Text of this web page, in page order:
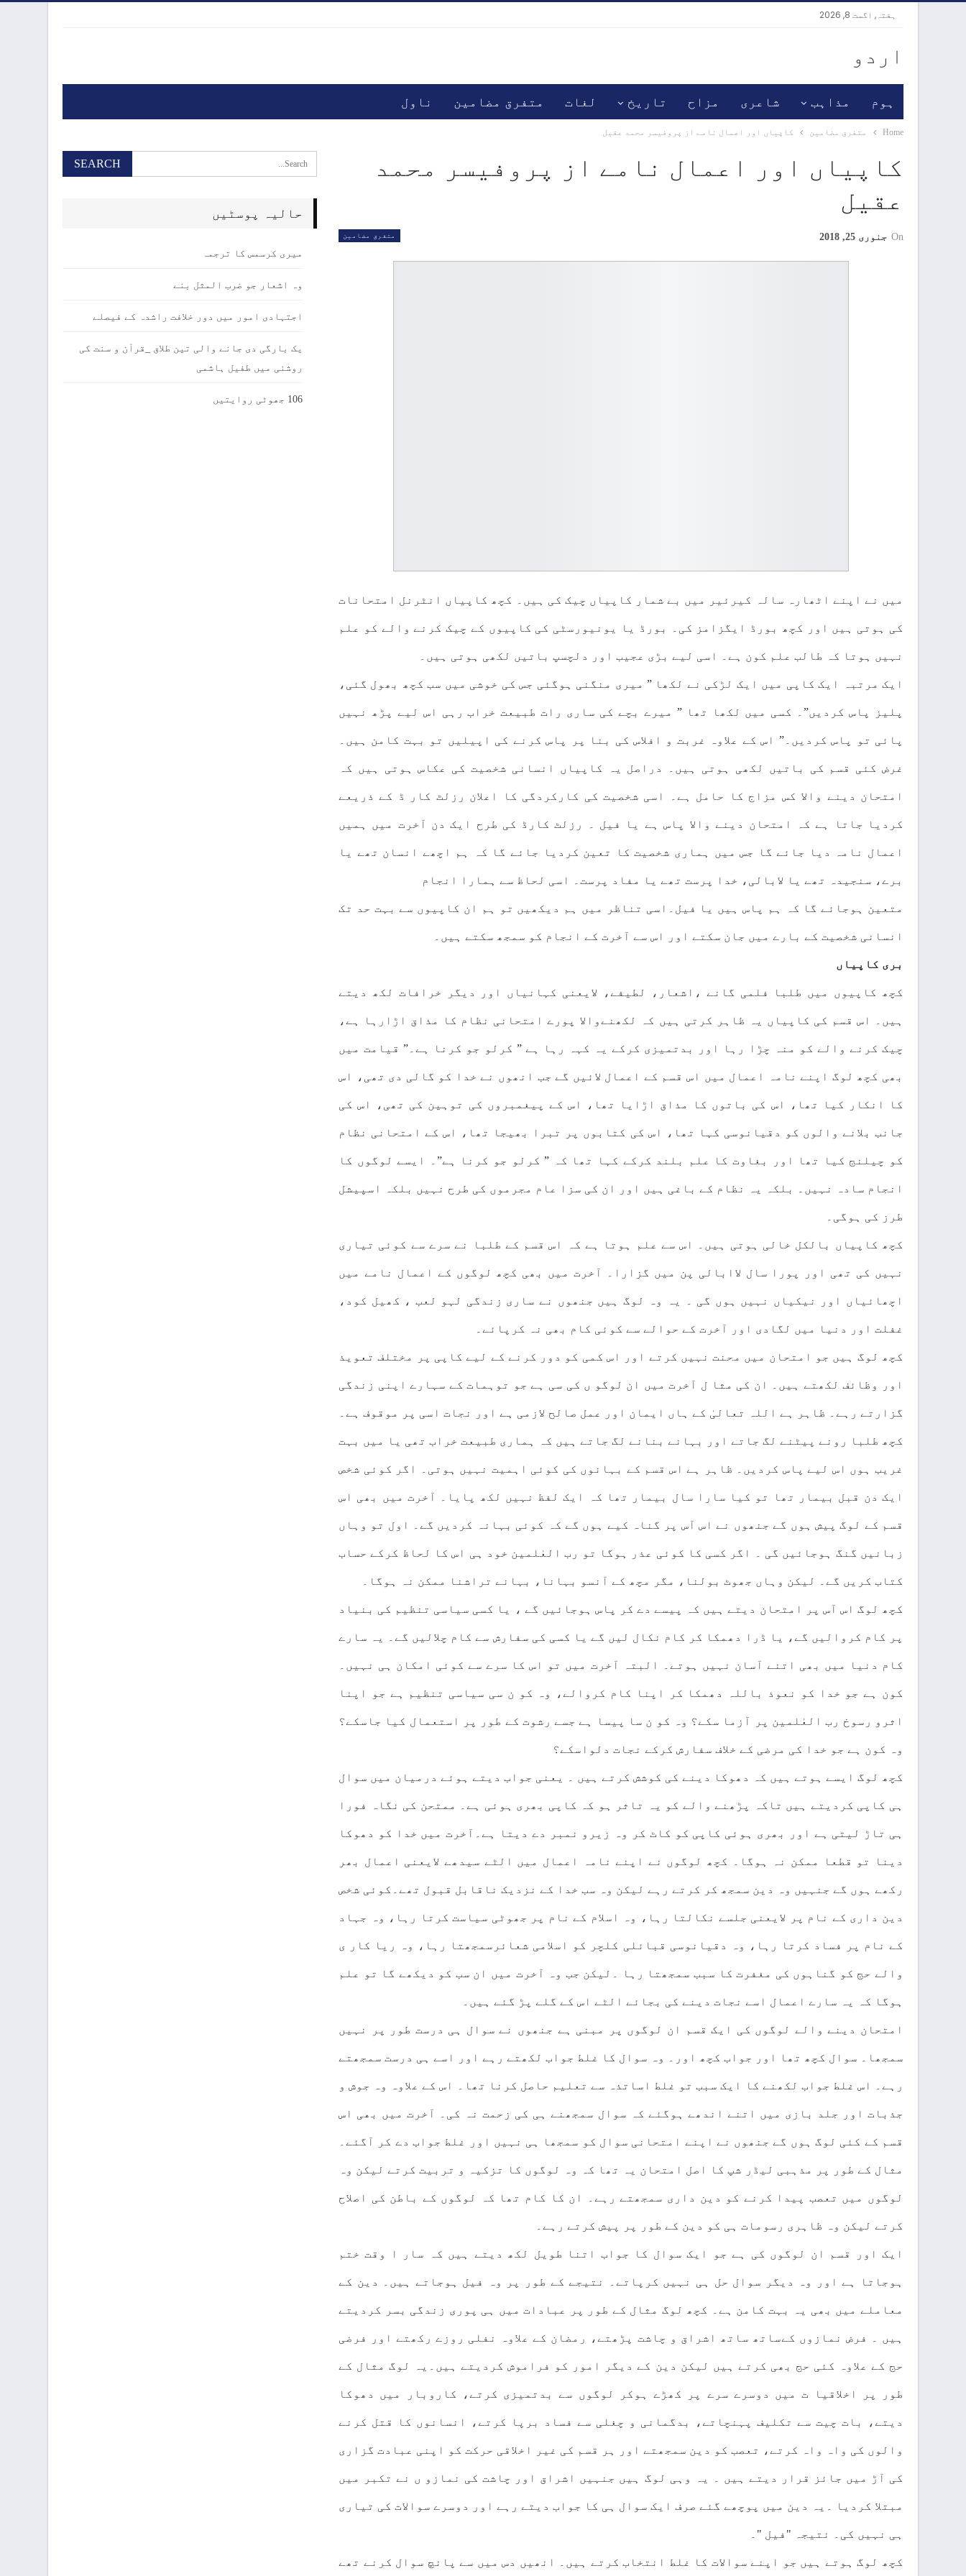
ہفتہ, اگست 8, 2026
اردو
ہوم مذاہب شاعری مزاح تاریخ لغات متفرق مضامین ناول
Home متفرق مضامین کاپیاں اور اعمال نامے از پروفیسر محمد عقیل
کاپیاں اور اعمال نامے از پروفیسر محمد
عقیل
متفرق مضامین On جنوری 25, 2018
میں نے اپنے اٹھارہ سالہ کیرئیر میں بے شمار کاپیاں چیک کی ہیں۔ کچھ کاپیاں انٹرنل امتحانات
کی ہوتی ہیں اور کچھ بورڈ ایگزامز کی۔ بورڈ یا یونیورسٹی کی کاپیوں کے چیک کرنے والے کو علم
نہیں ہوتا کہ طالب علم کون ہے۔ اسی لیے بڑی عجیب اور دلچسپ باتیں لکھی ہوتی ہیں۔
ایک مرتبہ ایک کاپی میں ایک لڑکی نے لکھا ” میری منگنی ہوگئی جس کی خوشی میں سب کچھ بھول گئی،
پلیز پاس کردیں”۔ کسی میں لکھا تھا ” میرے بچے کی ساری رات طبیعت خراب رہی اس لیے پڑھ نہیں
پائی تو پاس کردیں۔” اس کے علاوہ غربت و افلاس کی بنا پر پاس کرنے کی اپیلیں تو بہت کامن ہیں۔
غرض کئی قسم کی باتیں لکھی ہوتی ہیں۔ دراصل یہ کاپیاں انسانی شخصیت کی عکاس ہوتی ہیں کہ
امتحان دینے والا کس مزاج کا حامل ہے۔ اسی شخصیت کی کارکردگی کا اعلان رزلٹ کار ڈ کے ذریعے
کردیا جاتا ہے کہ امتحان دینے والا پاس ہے یا فیل ۔ رزلٹ کارڈ کی طرح ایک دن آخرت میں ہمیں
اعمال نامہ دیا جائے گا جس میں ہماری شخصیت کا تعین کردیا جائے گا کہ ہم اچھے انسان تھے یا
برے، سنجیدہ تھے یا لابالی، خدا پرست تھے یا مفاد پرست۔ اسی لحاظ سے ہمارا انجام
متعین ہوجائے گا کہ ہم پاس ہیں یا فیل۔اسی تناظر میں ہم دیکھیں تو ہم ان کاپیوں سے بہت حد تک
انسانی شخصیت کے بارے میں جان سکتے اور اس سے آخرت کے انجام کو سمجھ سکتے ہیں۔
بری کاپیاں
کچھ کاپیوں میں طلبا فلمی گانے ،اشعار، لطیفے، لایعنی کہانیاں اور دیگر خرافات لکھ دیتے
ہیں۔ اس قسم کی کاپیاں یہ ظاہر کرتی ہیں کہ لکھنےوالا پورے امتحانی نظام کا مذاق اڑارہا ہے،
چیک کرنے والے کو منہ چڑا رہا اور بدتمیزی کرکے یہ کہہ رہا ہے ” کرلو جو کرنا ہے۔” قیامت میں
بھی کچھ لوگ اپنے نامہ اعمال میں اس قسم کے اعمال لائیں گے جب انھوں نے خدا کو گالی دی تھی، اس
کا انکار کیا تھا، اس کی باتوں کا مذاق اڑایا تھا، اس کے پیغمبروں کی توہین کی تھی، اس کی
جانب بلانے والوں کو دقیانوسی کہا تھا، اس کی کتابوں پر تبرا بھیجا تھا، اس کے امتحانی نظام
کو چیلنج کیا تھا اور بغاوت کا علم بلند کرکے کہا تھا کہ ” کرلو جو کرنا ہے”۔ ایسے لوگوں کا
انجام سادہ نہیں۔ بلکہ یہ نظام کے باغی ہیں اور ان کی سزا عام مجرموں کی طرح نہیں بلکہ اسپیشل
طرز کی ہوگی۔
کچھ کاپیاں بالکل خالی ہوتی ہیں۔ اس سے علم ہوتا ہے کہ اس قسم کے طلبا نے سرے سے کوئی تیاری
نہیں کی تھی اور پورا سال لاابالی پن میں گزارا۔ آخرت میں بھی کچھ لوگوں کے اعمال نامے میں
اچھائیاں اور نیکیاں نہیں ہوں گی ۔ یہ وہ لوگ ہیں جنھوں نے ساری زندگی لہو لعب ، کھیل کود،
غفلت اور دنیا میں لگادی اور آخرت کے حوالے سے کوئی کام بھی نہ کرپائے۔
کچھ لوگ ہیں جو امتحان میں محنت نہیں کرتے اور اس کمی کو دور کرنے کے لیے کاپی پر مختلف تعویذ
اور وظائف لکھتے ہیں۔ ان کی مثا ل آخرت میں ان لوگو ں کی سی ہے جو توہمات کے سہارے اپنی زندگی
گزارتے رہے۔ ظاہر ہے اللہ تعالیٰ کے ہاں ایمان اور عمل صالح لازمی ہے اور نجات اسی پر موقوف ہے۔
کچھ طلبا رونے پیٹنے لگ جاتے اور بہانے بنانے لگ جاتے ہیں کہ ہماری طبیعت خراب تھی یا میں بہت
غریب ہوں اس لیے پاس کردیں۔ ظاہر ہے اس قسم کے بہانوں کی کوئی اہمیت نہیں ہوتی۔ اگر کوئی شخص
ایک دن قبل بیمار تھا تو کیا سارا سال بیمار تھا کہ ایک لفظ نہیں لکھ پایا۔ آخرت میں بھی اس
قسم کے لوگ پیش ہوں گے جنھوں نے اس آس پر گناہ کیے ہوں گے کہ کوئی بہانہ کردیں گے۔ اول تو وہاں
زبانیں گنگ ہوجائیں گی ۔ اگر کسی کا کوئی عذر ہوگا تو رب العٰلمین خود ہی اس کا لحاظ کرکے حساب
کتاب کریں گے۔ لیکن وہاں جھوٹ بولنا، مگر مچھ کے آنسو بہانا، بہانے تراشنا ممکن نہ ہوگا۔
کچھ لوگ اس آس پر امتحان دیتے ہیں کہ پیسے دے کر پاس ہوجائیں گے ، یا کسی سیاسی تنظیم کی بنیاد
پر کام کروالیں گے، یا ڈرا دھمکا کر کام نکال لیں گے یا کسی کی سفارش سے کام چلالیں گے۔ یہ سارے
کام دنیا میں بھی اتنے آسان نہیں ہوتے۔ البتہ آخرت میں تو اس کا سرے سے کوئی امکان ہی نہیں۔
کون ہے جو خدا کو نعوذ باللہ دھمکا کر اپنا کام کروالے، وہ کو ن سی سیاسی تنظیم ہے جو اپنا
اثرو رسوخ رب العٰلمین پر آزما سکے؟ وہ کو ن سا پیسا ہے جسے رشوت کے طور پر استعمال کیا جاسکے؟
وہ کون ہے جو خدا کی مرضی کے خلاف سفارش کرکے نجات دلواسکے؟
کچھ لوگ ایسے ہوتے ہیں کہ دھوکا دینے کی کوشش کرتے ہیں ۔ یعنی جواب دیتے ہوئے درمیان میں سوال
ہی کاپی کردیتے ہیں تاکہ پڑھنے والے کو یہ تاثر ہو کہ کاپی بھری ہوئی ہے۔ ممتحن کی نگاہ فورا
ہی تاڑ لیتی ہے اور بھری ہوئی کاپی کو کاٹ کر وہ زیرو نمبر دے دیتا ہے۔آخرت میں خدا کو دھوکا
دینا تو قطعا ممکن نہ ہوگا۔ کچھ لوگوں نے اپنے نامہ اعمال میں الٹے سیدھے لایعنی اعمال بھر
رکھے ہوں گے جنہیں وہ دین سمجھ کر کرتے رہے لیکن وہ سب خدا کے نزدیک ناقابل قبول تھے۔کوئی شخص
دین داری کے نام پر لایعنی جلسے نکالتا رہا، وہ اسلام کے نام پر جھوٹی سیاست کرتا رہا، وہ جہاد
کے نام پر فساد کرتا رہا، وہ دقیانوسی قبائلی کلچر کو اسلامی شعائرسمجھتا رہا، وہ ریا کار ی
والے حج کو گناہوں کی مغفرت کا سبب سمجھتا رہا ۔لیکن جب وہ آخرت میں ان سب کو دیکھے گا تو علم
ہوگا کہ یہ سارے اعمال اسے نجات دینے کی بجائے الٹے اس کے گلے پڑ گئے ہیں۔
امتحان دینے والے لوگوں کی ایک قسم ان لوگوں پر مبنی ہے جنھوں نے سوال ہی درست طور پر نہیں
سمجھا۔ سوال کچھ تھا اور جواب کچھ اور۔ وہ سوال کا غلط جواب لکھتے رہے اور اسے ہی درست سمجھتے
رہے۔ اس غلط جواب لکھنے کا ایک سبب تو غلط اساتذہ سے تعلیم حاصل کرنا تھا۔ اس کے علاوہ وہ جوش و
جذبات اور جلد بازی میں اتنے اندھے ہوگئے کہ سوال سمجھنے ہی کی زحمت نہ کی۔ آخرت میں بھی اس
قسم کے کئی لوگ ہوں گے جنھوں نے اپنے امتحانی سوال کو سمجھا ہی نہیں اور غلط جواب دے کر آگئے۔
مثال کے طور پر مذہبی لیڈر شپ کا اصل امتحان یہ تھا کہ وہ لوگوں کا تزکیہ و تربیت کرتے لیکن وہ
لوگوں میں تعصب پیدا کرنے کو دین داری سمجھتے رہے۔ ان کا کام تھا کہ لوگوں کے باطن کی اصلاح
کرتے لیکن وہ ظاہری رسومات ہی کو دین کے طور پر پیش کرتے رہے۔
ایک اور قسم ان لوگوں کی ہے جو ایک سوال کا جواب اتنا طویل لکھ دیتے ہیں کہ سار ا وقت ختم
ہوجاتا ہے اور وہ دیگر سوال حل ہی نہیں کرپاتے۔ نتیجے کے طور پر وہ فیل ہوجاتے ہیں۔ دین کے
معاملے میں بھی یہ بہت کامن ہے۔ کچھ لوگ مثال کے طور پر عبادات میں ہی پوری زندگی بسر کردیتے
ہیں ۔ فرض نمازوں کےساتھ ساتھ اشراق و چاشت پڑھتے، رمضان کے علاوہ نفلی روزے رکھتے اور فرضی
حج کے علاوہ کئی حج بھی کرتے ہیں لیکن دین کے دیگر امور کو فراموش کردیتے ہیں۔یہ لوگ مثال کے
طور پر اخلاقیا ت میں دوسرے سرے پر کھڑے ہوکر لوگوں سے بدتمیزی کرتے، کاروبار میں دھوکا
دیتے، بات چیت سے تکلیف پہنچاتے، بدگمانی و چغلی سے فساد برپا کرتے، انسانوں کا قتل کرنے
والوں کی واہ واہ کرتے، تعصب کو دین سمجھتے اور ہر قسم کی غیر اخلاقی حرکت کو اپنی عبادت گزاری
کی آڑ میں جائز قرار دیتے ہیں ۔ یہ وہی لوگ ہیں جنہیں اشراق اور چاشت کی نمازو ں نے تکبر میں
مبتلا کردیا ۔یہ دین میں پوچھے گئے صرف ایک سوال ہی کا جواب دیتے رہے اور دوسرے سوالات کی تیاری
ہی نہیں کی۔ نتیجہ "فیل "۔
کچھ لوگ ہوتے ہیں جو اپنے سوالات کا غلط انتخاب کرتے ہیں۔ انھیں دس میں سے پانچ سوال کرنے تھے
حالیہ پوسٹیں
میری کرسمس کا ترجمہ
وہ اشعار جو ضرب المثل بنے
اجتہادی امور میں دور خلافت راشدہ کے فیصلے
یک بارگی دی جانے والی تین طلاق _قرآن و سنت کی
روشنی میں طفیل ہاشمی
106 جھوٹی روایتیں